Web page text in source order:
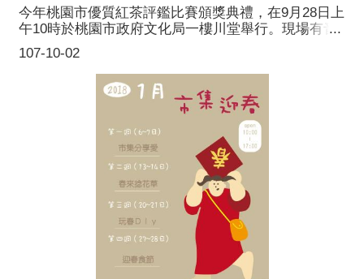
107-10-02
今年桃園市優質紅茶評鑑比賽頒獎典禮，在9月28日上
午10時於桃園市政府文化局一樓川堂舉行。現場有音
樂演出及舞蹈表演，呈現紅茶的優雅以及香甜回甘的
滋味，更備有紅茶品茗茶席，讓現場嘉賓與民眾沉浸
於茶香及樂聲和舞蹈中。